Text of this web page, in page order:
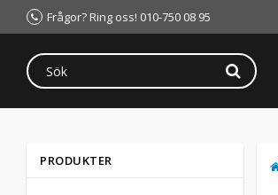
Frågor? Ring oss! 010-750 08 95
PRODUKTER